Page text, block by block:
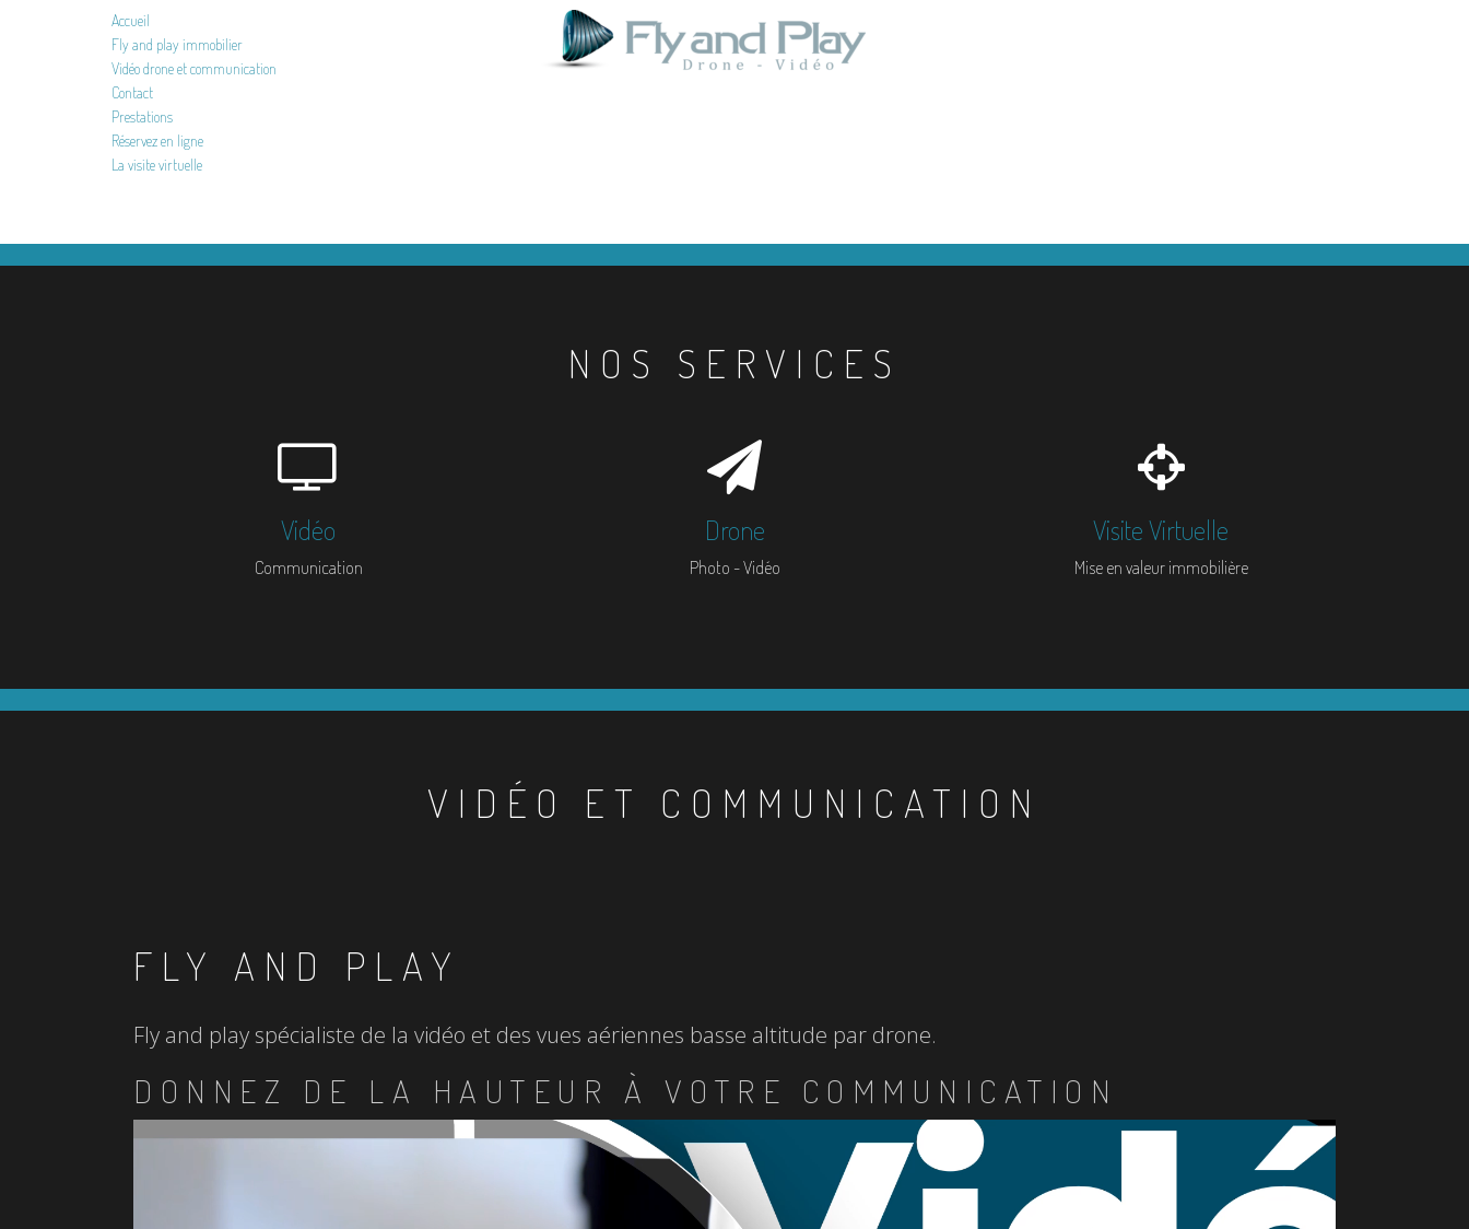
Accueil
Fly and play immobilier
Vidéo drone et communication
Contact
Prestations
Réservez en ligne
La visite virtuelle
NOS SERVICES
Vidéo
Communication
Drone
Photo - Vidéo
Visite Virtuelle
Mise en valeur immobilière
VIDÉO ET COMMUNICATION
FLY AND PLAY
Fly and play spécialiste de la vidéo et des vues aériennes basse altitude par drone.
DONNEZ DE LA HAUTEUR À VOTRE COMMUNICATION